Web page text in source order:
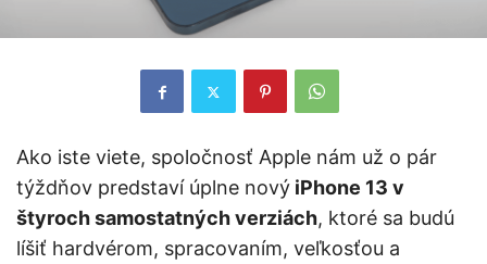
Ako iste viete, spoločnosť Apple nám už o pár
týždňov predstaví úplne nový iPhone 13 v
štyroch samostatných verziách, ktoré sa budú
líšiť hardvérom, spracovaním, veľkosťou a